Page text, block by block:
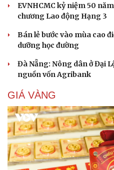
EVNHCMC kỷ niệm 50
chương Lao động Hạng 3
Bán lẻ bước vào mùa cao
dưỡng học đường
Đà Nẵng: Nông dân ở Đại
nguồn vốn Agribank
GIÁ VÀNG